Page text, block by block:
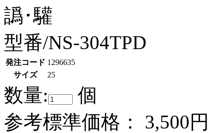
譌･驩
型番/NS-304TPD
発注コード 1296635
サイズ
25
数量:
個
参考標準価格：
3,500円